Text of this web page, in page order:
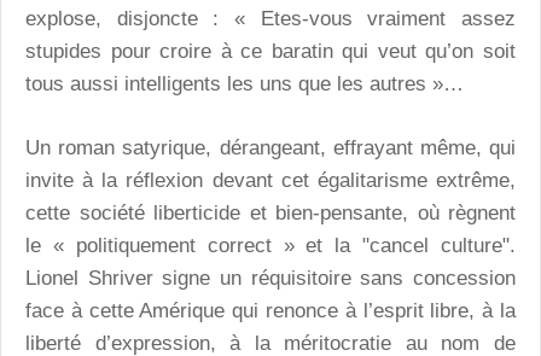
explose, disjoncte : « Etes-vous vraiment assez
stupides pour croire à ce baratin qui veut qu’on soit
tous aussi intelligents les uns que les autres »…
Un roman satyrique, dérangeant, effrayant même, qui
invite à la réflexion devant cet égalitarisme extrême,
cette société liberticide et bien-pensante, où règnent
le « politiquement correct » et la "cancel culture".
Lionel Shriver signe un réquisitoire sans concession
face à cette Amérique qui renonce à l’esprit libre, à la
liberté d’expression, à la méritocratie au nom de